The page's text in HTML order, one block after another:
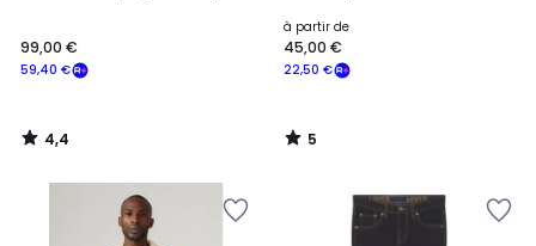
59,40 €
99,00 €
4,4
/
à partir de
22,50 €
45,00 €
5
/